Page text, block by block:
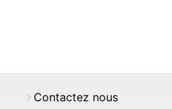
Contactez nous